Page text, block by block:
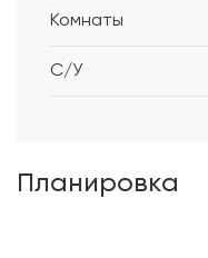
Комнаты
С/У
Планировка